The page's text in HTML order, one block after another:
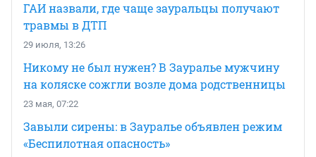
ГАИ назвали, где чаще зауральцы получают
травмы в ДТП
29 июля, 13:26
Никому не был нужен? В Зауралье мужчину
на коляске сожгли возле дома родственницы
23 мая, 07:22
Завыли сирены: в Зауралье объявлен режим
«Беспилотная опасность»